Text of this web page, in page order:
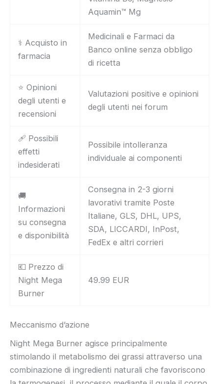
Aquamin™ Mg
⚕️ Acquisto in
farmacia
Medicinali e Farmaci da
Banco online senza obbligo
di ricetta
⭐ Opinioni
degli utenti e
recensioni
Valutazioni positive e opinioni
degli utenti nei forum
🩹 Possibili
effetti
indesiderati
Possibile intolleranza
individuale ai componenti
🚚
Informazioni
su consegna
e disponibilità
Consegna in 2-3 giorni
lavorativi tramite Poste
Italiane, GLS, DHL, UPS,
SDA, LICCARDI, InPost,
FedEx e altri corrieri
💶 Prezzo di
Night Mega
Burner
49.99 EUR
Meccanismo d’azione
Night Mega Burner agisce principalmente
stimolando il metabolismo dei grassi attraverso una
combinazione di ingredienti naturali che favoriscono